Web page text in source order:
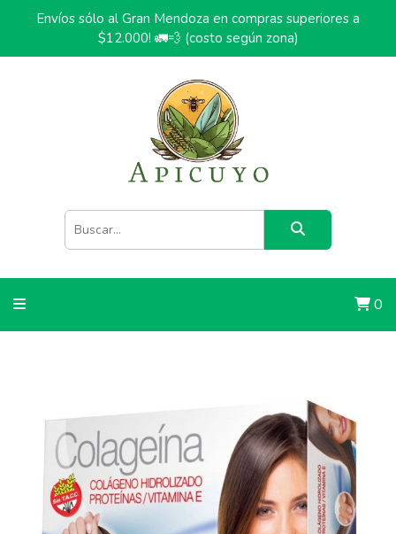
Envíos sólo al Gran Mendoza en compras superiores a
$12.000! 🚛💨 (costo según zona)
0